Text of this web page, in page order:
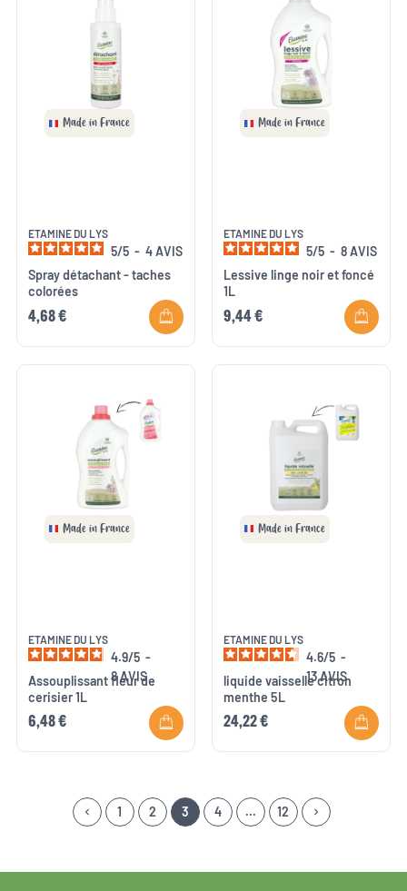
Made in France
ETAMINE DU LYS
5/5 - 4AVIS
Spray détachant - taches
colorées
4,68 €
Made in France
ETAMINE DU LYS
5/5 - 8AVIS
Lessive linge noir et foncé
1L
9,44 €
Made in France
ETAMINE DU LYS
4.9/5 -
8AVIS
Assouplissant fleur de
cerisier 1L
6,48 €
Made in France
ETAMINE DU LYS
4.6/5 -
13AVIS
liquide vaisselle citron
menthe 5L
24,22 €
keyboard_arrow_left
Précédent
1 2 3 4 … 12 keyboard_arrow_right
Suivant